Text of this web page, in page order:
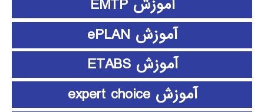
آموزش EMTP
آموزش ePLAN
آموزش ETABS
آموزش expert choice